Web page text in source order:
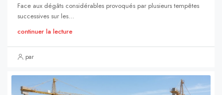
Face aux dégâts considérables provoqués par plusieurs tempêtes
successives sur les...
continuer la lecture
par